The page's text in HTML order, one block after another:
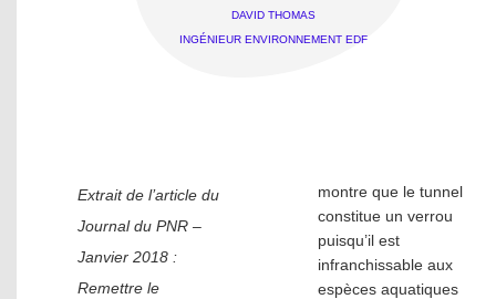
DAVID THOMAS
INGÉNIEUR ENVIRONNEMENT EDF
Extrait de l’article du
Journal du PNR –
Janvier 2018 :
Remettre le
montre que le tunnel
constitue un verrou
puisqu’il est
infranchissable aux
espèces aquatiques